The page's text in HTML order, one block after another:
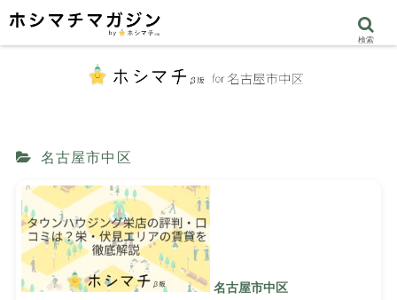
名古屋市中区
名古屋市中区
検索